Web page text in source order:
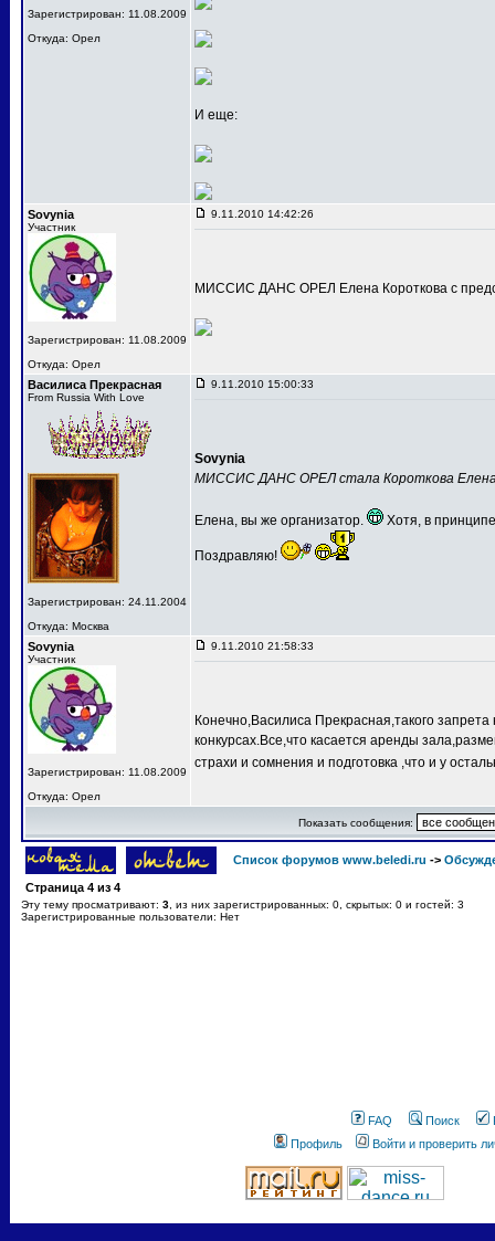
Зарегистрирован: 11.08.2009
Откуда: Орел
И еще:
Sovynia
Участник
Зарегистрирован: 11.08.2009
Откуда: Орел
9.11.2010 14:42:26
МИССИС ДАНС ОРЕЛ Елена Короткова с
Василиса Прекрасная
From Russia With Love
Зарегистрирован: 24.11.2004
Откуда: Москва
9.11.2010 15:00:33
Sovynia
МИССИС ДАНС ОРЕЛ стала Короткова
Елена, вы же организатор. Хотя, в
Поздравляю!
Sovynia
Участник
Зарегистрирован: 11.08.2009
Откуда: Орел
9.11.2010 21:58:33
Конечно,Василиса Прекрасная,такого
конкурсах.Все,что касается аренды
страхи и сомнения и подготовка ,что и у
Показать сообщения:
Список форумов www.beledi.ru ->
Страница 4 из 4
Эту тему просматривают: 3 , из них зарегистрированных: 0, скрытых: 0 и гостей: 3
Зарегистрированные пользователи: Нет
FAQ Поиск
Профиль
Войти и проверить